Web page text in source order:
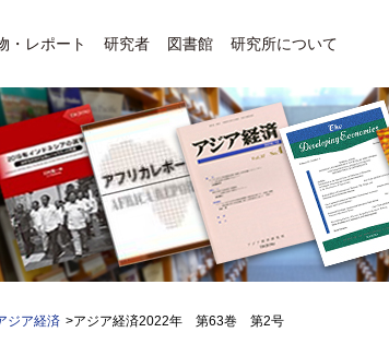
・レポート 研究者 図書館 研究所について
ジア経済 >アジア経済2022年 第63巻 第2号